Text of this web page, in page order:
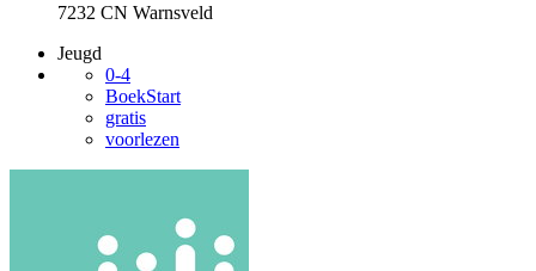
7232 CN Warnsveld
Jeugd
0-4
BoekStart
gratis
voorlezen